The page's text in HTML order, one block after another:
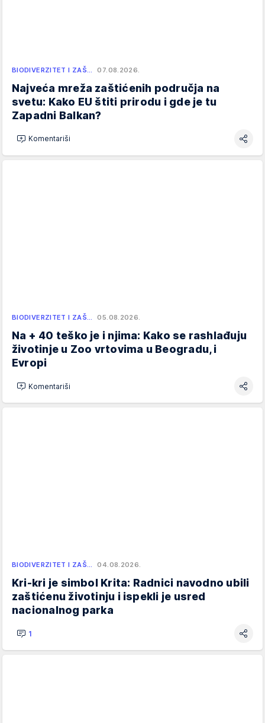
BIODIVERZITET I ZAŠ… 07.08.2026.
Najveća mreža zaštićenih područja na
svetu: Kako EU štiti prirodu i gde je tu
Zapadni Balkan?
Komentariši
BIODIVERZITET I ZAŠ… 05.08.2026.
Na + 40 teško je i njima: Kako se rashlađuju
životinje u Zoo vrtovima u Beogradu, i
Evropi
Komentariši
BIODIVERZITET I ZAŠ… 04.08.2026.
Kri-kri je simbol Krita: Radnici navodno ubili
zaštićenu životinju i ispekli je usred
nacionalnog parka
1